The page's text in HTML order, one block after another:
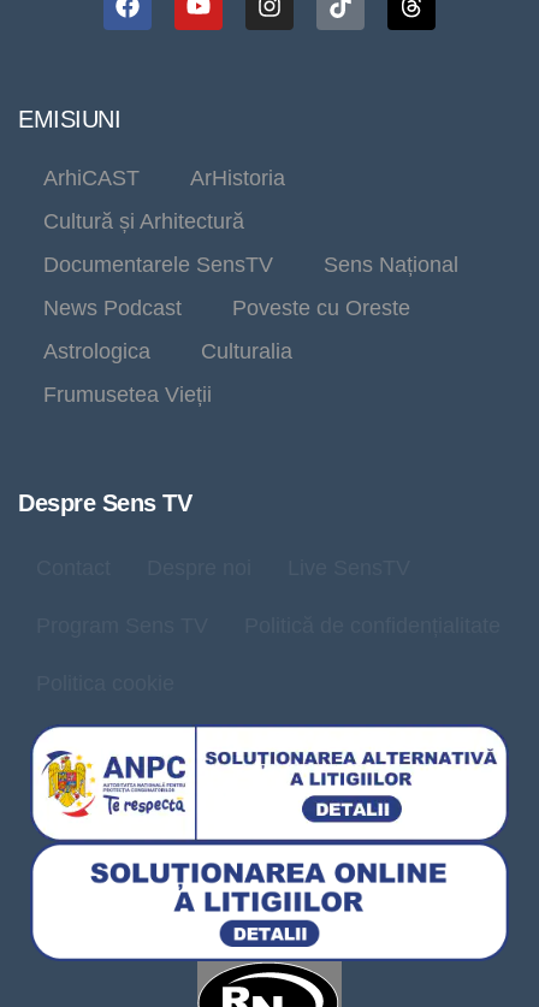
EMISIUNI
ArhiCAST
ArHistoria
Cultură și Arhitectură
Documentarele SensTV
Sens Național
News Podcast
Poveste cu Oreste
Astrologica
Culturalia
Frumusetea Vieții
Despre Sens TV